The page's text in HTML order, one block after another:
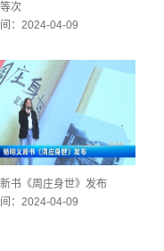
次
：2024-04-09
书《周庄身世》发布
：2024-04-09